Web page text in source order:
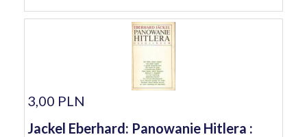
3,00 PLN
Jackel Eberhard: Panowanie Hitlera :